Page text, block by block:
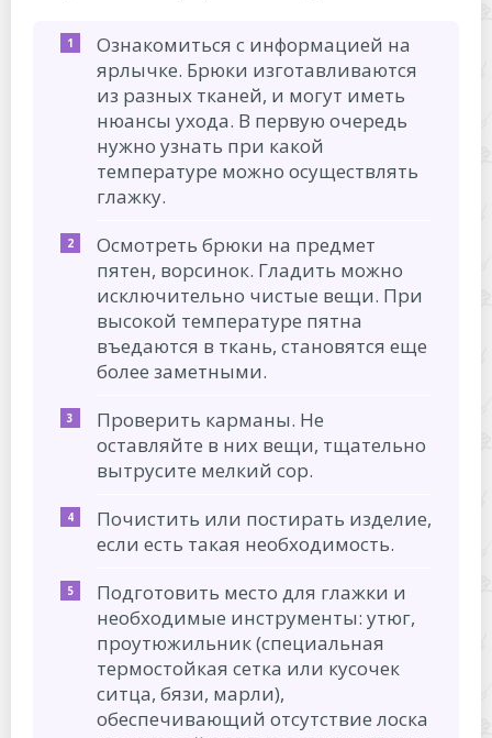
Ознакомиться с информацией на
ярлычке. Брюки изготавливаются
из разных тканей, и могут иметь
нюансы ухода. В первую очередь
нужно узнать при какой
температуре можно осуществлять
глажку.
Осмотреть брюки на предмет
пятен, ворсинок. Гладить можно
исключительно чистые вещи. При
высокой температуре пятна
въедаются в ткань, становятся еще
более заметными.
Проверить карманы. Не
оставляйте в них вещи, тщательно
вытрусите мелкий сор.
Почистить или постирать изделие,
если есть такая необходимость.
Подготовить место для глажки и
необходимые инструменты: утюг,
проутюжильник (специальная
термостойкая сетка или кусочек
ситца, бязи, марли),
обеспечивающий отсутствие лоска